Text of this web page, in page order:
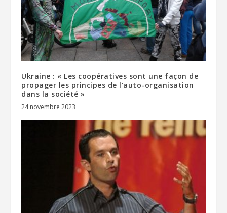
Ukraine : « Les coopératives sont une façon de
propager les principes de l’auto-organisation
dans la société »
24 novembre 2023